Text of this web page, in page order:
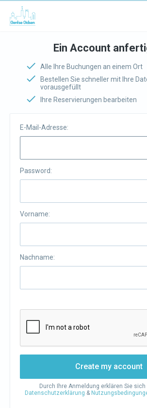
Ein Account
Alle Ihre Buchungen an einem Ort
Bestellen Sie schneller mit Ihre
vorausgefüllt
Ihre Reservierungen bearbeiten
E-Mail-Adresse:
Password:
Vorname:
Nachname:
Create my account
Durch Ihre Anmeldung erklären Sie
Datenschutzerklärung &